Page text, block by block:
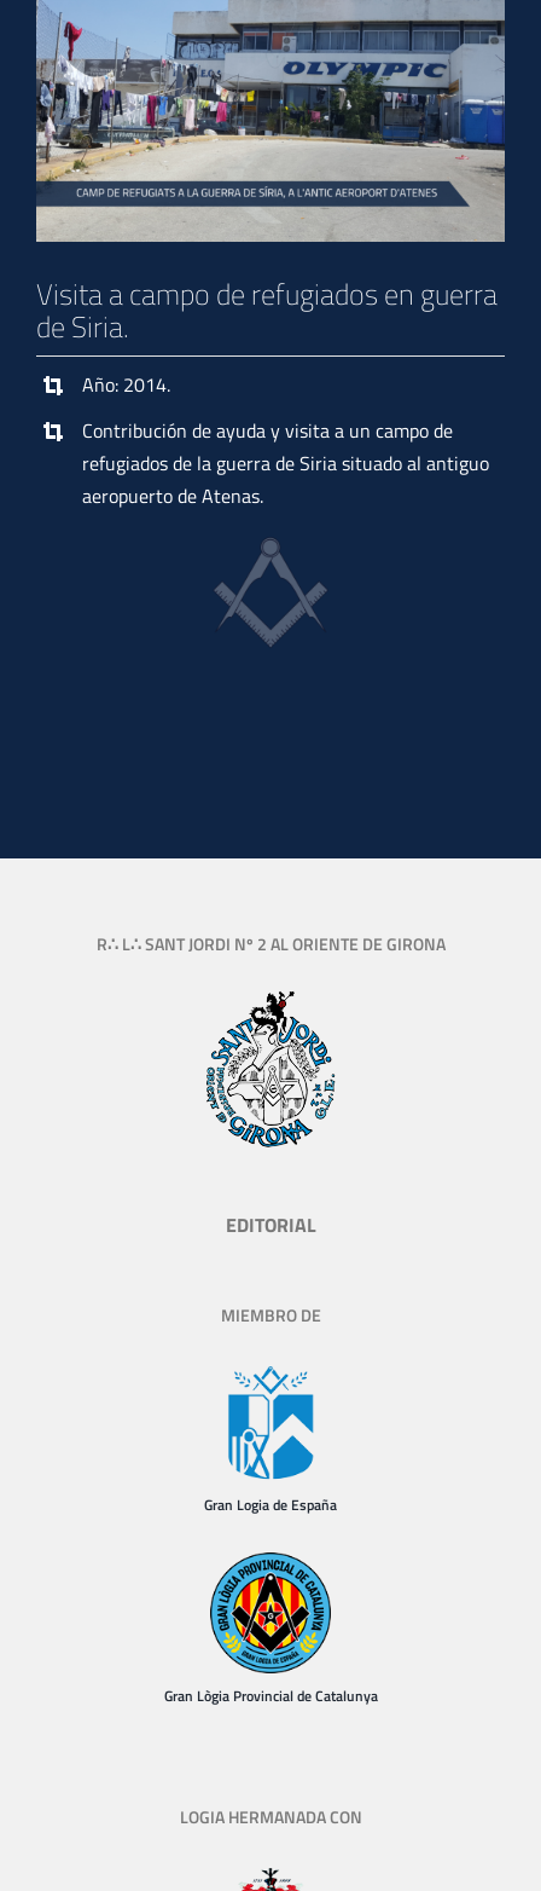
Visita a campo de refugiados en guerra
de Siria.
Año: 2014.
Contribución de ayuda y visita a un campo de
refugiados de la guerra de Siria situado al antiguo
aeropuerto de Atenas.
R∴ L∴ SANT JORDI Nº 2 AL ORIENTE DE GIRONA
EDITORIAL
MIEMBRO DE
Gran Logia de España
Gran Lògia Provincial de Catalunya
LOGIA HERMANADA CON